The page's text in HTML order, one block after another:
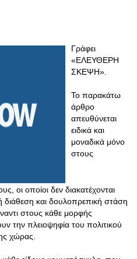
Γράφει
«ΕΛΕΥΘΕΡΗ
ΣΚΕΨΗ».
Το παρακάτω
άρθρο
απευθύνεται
ειδικά και
μοναδικά μόνο
στους
οι οποίοι δεν διακατέχονται
και δουλοπρεπική στάση
στους κάθε μορφής
την πλειοψηφία του πολιτικού
χώρας.